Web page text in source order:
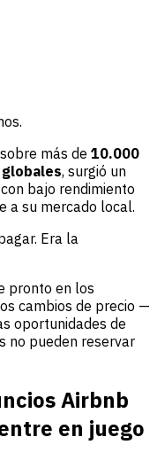
más de 10.000
, surgió un
bajo rendimiento
a su mercado local.
Era la
pronto en los
cambios de precio —
oportunidades de
no pueden reservar
Airbnb
en juego